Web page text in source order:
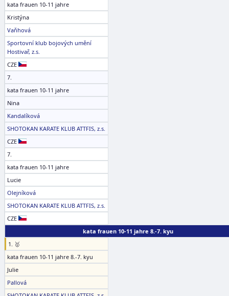
kata frauen 10-11 jahre
Kristýna
Vaňhová
Sportovní klub bojových umění
Hostivař, z.s.
CZE
7.
kata frauen 10-11 jahre
Nina
Kandalíková
SHOTOKAN KARATE KLUB ATTFIS, z.s.
CZE
7.
kata frauen 10-11 jahre
Lucie
Olejníková
SHOTOKAN KARATE KLUB ATTFIS, z.s.
CZE
kata frauen 10-11 jahre 8.-7. kyu
1. 🥇
kata frauen 10-11 jahre 8.-7. kyu
Julie
Pallová